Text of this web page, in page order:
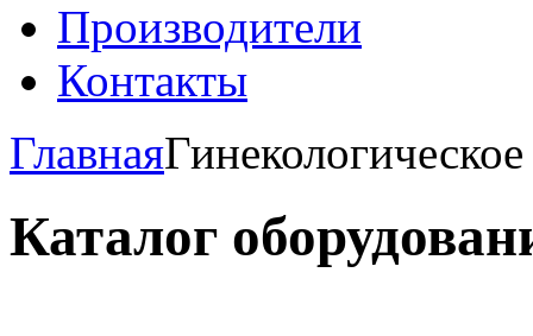
Производители
Контакты
Главная
Каталог